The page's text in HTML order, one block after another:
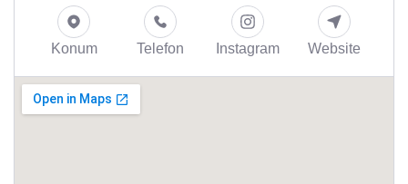
Konum Telefon Instagram Website